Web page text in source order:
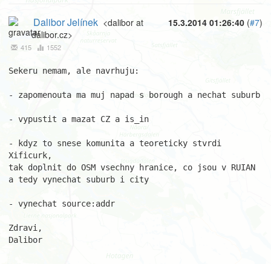
15.3.2014 01:26:40 (#7)
Dalibor Jelínek <dalibor at
dalibor.cz>
415 1552
Sekeru nemam, ale navrhuju:
- zapomenouta ma muj napad s borough a nechat suburb
- vypustit a mazat CZ a is_in
- kdyz to snese komunita a teoreticky stvrdi
Xificurk,
tak doplnit do OSM vsechny hranice, co jsou v RUIAN
a tedy vynechat suburb i city
- vynechat source:addr
Zdravi,
Dalibor